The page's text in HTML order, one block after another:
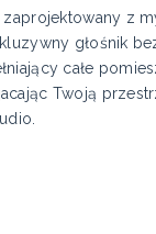
z
głośnik
całe
Twoją